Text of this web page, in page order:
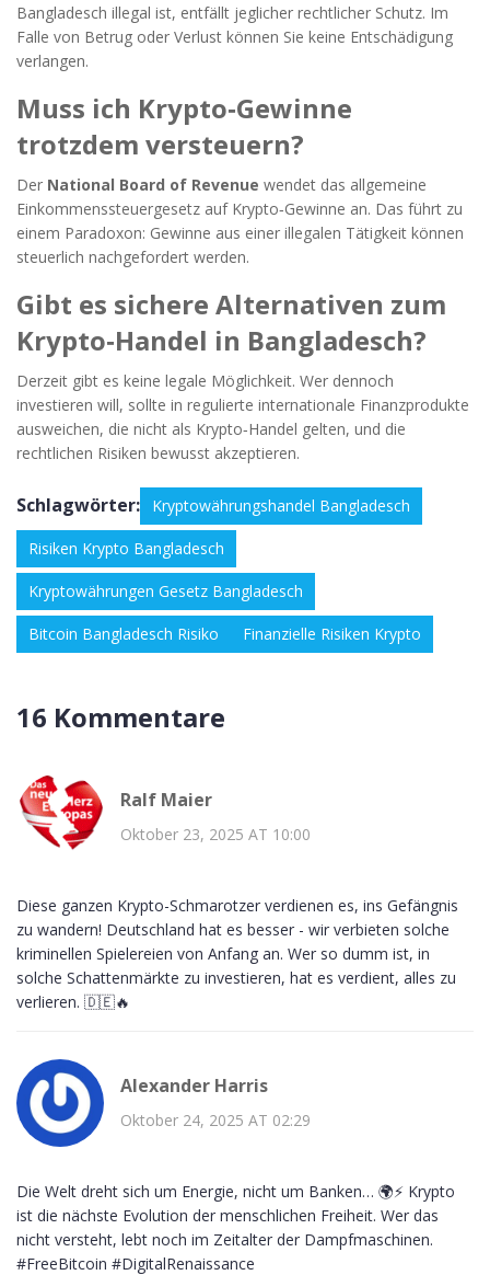
Bangladesch illegal ist, entfällt jeglicher rechtlicher Schutz. Im
Falle von Betrug oder Verlust können Sie keine Entschädigung
verlangen.
Muss ich Krypto‑Gewinne
trotzdem versteuern?
Der National Board of Revenue wendet das allgemeine
Einkommenssteuergesetz auf Krypto‑Gewinne an. Das führt zu
einem Paradoxon: Gewinne aus einer illegalen Tätigkeit können
steuerlich nachgefordert werden.
Gibt es sichere Alternativen zum
Krypto‑Handel in Bangladesch?
Derzeit gibt es keine legale Möglichkeit. Wer dennoch
investieren will, sollte in regulierte internationale Finanzprodukte
ausweichen, die nicht als Krypto‑Handel gelten, und die
rechtlichen Risiken bewusst akzeptieren.
Schlagwörter: Kryptowährungshandel Bangladesch
Risiken Krypto Bangladesch
Kryptowährungen Gesetz Bangladesch
Bitcoin Bangladesch Risiko Finanzielle Risiken Krypto
16 Kommentare
Ralf Maier
Oktober 23, 2025 AT 10:00
Diese ganzen Krypto-Schmarotzer verdienen es, ins Gefängnis
zu wandern! Deutschland hat es besser - wir verbieten solche
kriminellen Spielereien von Anfang an. Wer so dumm ist, in
solche Schattenmärkte zu investieren, hat es verdient, alles zu
verlieren. 🇩🇪🔥
Alexander Harris
Oktober 24, 2025 AT 02:29
Die Welt dreht sich um Energie, nicht um Banken… 🌍⚡ Krypto
ist die nächste Evolution der menschlichen Freiheit. Wer das
nicht versteht, lebt noch im Zeitalter der Dampfmaschinen.
#FreeBitcoin #DigitalRenaissance